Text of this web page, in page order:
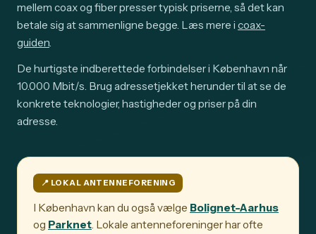
mellem coax og fiber presser typisk priserne, så det kan
betale sig at sammenligne begge. Læs mere i coax-
guiden.
De hurtigste indberettede forbindelser i København når
10.000 Mbit/s. Brug adressetjekket herunder til at se de
konkrete teknologier, hastigheder og priser på din
adresse.
📍️ LOKAL ANTENNEFORENING
I København kan du også vælge Bolignet-Aarhus
og Parknet. Lokale antenneforeninger har ofte